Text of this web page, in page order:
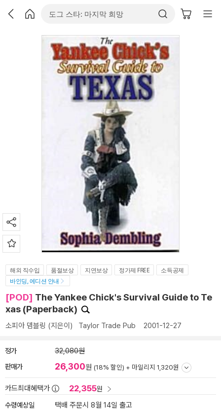
해외 직수입 품절보상 지연보상 정가제 FREE
소득공제
바인딩, 에디션 안내
[POD] The Yankee Chick's Survival Guide to Te
xas (Paperback)
소피아 뎀블링 (지은이) Taylor Trade Pub 2001-12-27
정가 32,080원
판매가 26,300원 (18% 할인) + 마일리지 1,320원
카드최대혜택가 22,355원
수령예상일
택배 주문시 8월 14일 출고